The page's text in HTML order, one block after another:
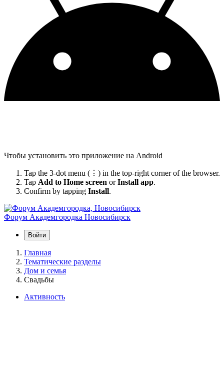
Чтобы установить это приложение на Android
Tap the 3-dot menu (⋮) in the top-right corner of the browser.
Tap Add to Home screen orInstall app.
Confirm by tapping Install.
Форум Академгородка Новосибирск
Войти
Главная
Тематические разделы
Дом и семья
Свадьбы
Активность